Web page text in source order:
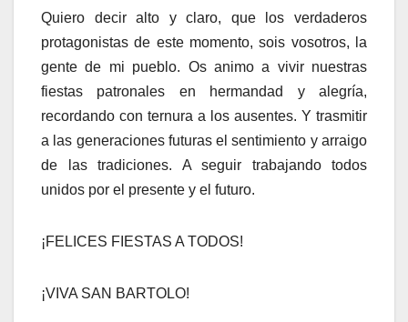
Quiero decir alto y claro, que los verdaderos
protagonistas de este momento, sois vosotros, la
gente de mi pueblo. Os animo a vivir nuestras
fiestas patronales en hermandad y alegría,
recordando con ternura a los ausentes. Y trasmitir
a las generaciones futuras el sentimiento y arraigo
de las tradiciones. A seguir trabajando todos
unidos por el presente y el futuro.
¡FELICES FIESTAS A TODOS!
¡VIVA SAN BARTOLO!